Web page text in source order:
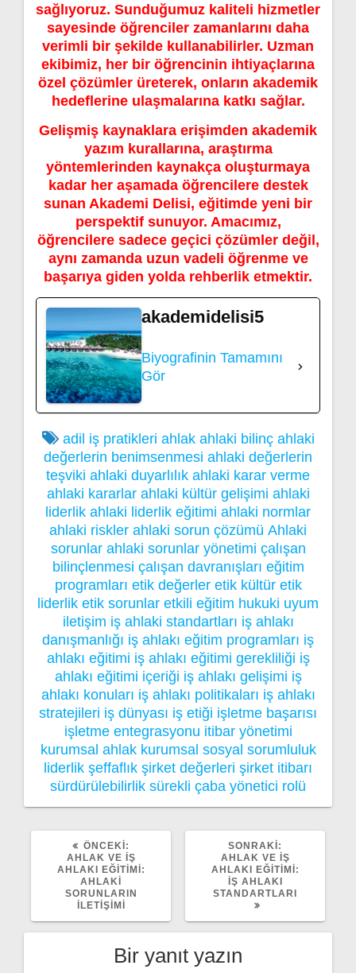
sağlıyoruz. Sunduğumuz kaliteli hizmetler
sayesinde öğrenciler zamanlarını daha
verimli bir şekilde kullanabilirler. Uzman
ekibimiz, her bir öğrencinin ihtiyaçlarına
özel çözümler üreterek, onların akademik
hedeflerine ulaşmalarına katkı sağlar.
Gelişmiş kaynaklara erişimden akademik
yazım kurallarına, araştırma
yöntemlerinden kaynakça oluşturmaya
kadar her aşamada öğrencilere destek
sunan Akademi Delisi, eğitimde yeni bir
perspektif sunuyor. Amacımız,
öğrencilere sadece geçici çözümler değil,
aynı zamanda uzun vadeli öğrenme ve
başarıya giden yolda rehberlik etmektir.
akademidelisi5
Biyografinin Tamamını
Gör
adil iş pratikleri ahlak ahlaki bilinç ahlaki
değerlerin benimsenmesi ahlaki değerlerin
teşviki ahlaki duyarlılık ahlaki karar verme
ahlaki kararlar ahlaki kültür gelişimi ahlaki
liderlik ahlaki liderlik eğitimi ahlaki normlar
ahlaki riskler ahlaki sorun çözümü Ahlaki
sorunlar ahlaki sorunlar yönetimi çalışan
bilinçlenmesi çalışan davranışları eğitim
programları etik değerler etik kültür etik
liderlik etik sorunlar etkili eğitim hukuki uyum
iletişim iş ahlaki standartları iş ahlakı
danışmanlığı iş ahlakı eğitim programları iş
ahlakı eğitimi iş ahlakı eğitimi gerekliliği iş
ahlakı eğitimi içeriği iş ahlakı gelişimi iş
ahlakı konuları iş ahlakı politikaları iş ahlakı
stratejileri iş dünyası iş etiği işletme başarısı
işletme entegrasyonu itibar yönetimi
kurumsal ahlak kurumsal sosyal sorumluluk
liderlik şeffaflık şirket değerleri şirket itibarı
sürdürülebilirlik sürekli çaba yönetici rolü
ÖNCEKI:
YAZI:
AHLAK VE İŞ
AHLAKI EĞITIMI:
AHLAKI
SORUNLARIN
İLETIŞIMI
SONRAKI:
YAZI:
AHLAK VE İŞ
AHLAKI EĞITIMI:
İŞ AHLAKI
STANDARTLARI
Bir yanıt yazın